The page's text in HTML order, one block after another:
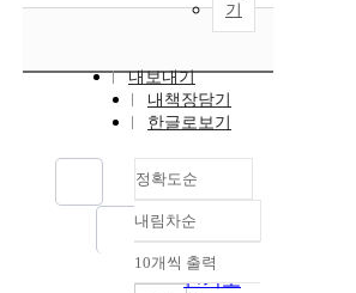
기
내보내기
내책장담기
한글로보기
정확도순
정확도
순
인기도
내림차순
내림차순
10개씩 출력